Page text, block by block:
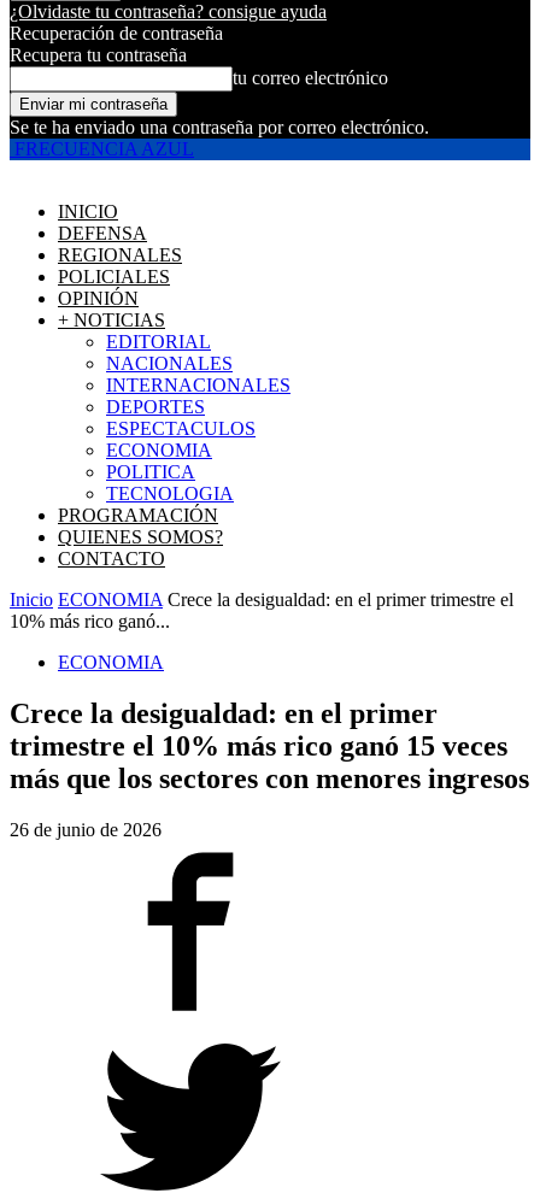
¿Olvidaste tu contraseña? consigue ayuda
Recuperación de contraseña
Recupera tu contraseña
tu correo electrónico
Se te ha enviado una contraseña por correo electrónico.
FRECUENCIA AZUL
INICIO
DEFENSA
REGIONALES
POLICIALES
OPINIÓN
+ NOTICIAS
EDITORIAL
NACIONALES
INTERNACIONALES
DEPORTES
ESPECTACULOS
ECONOMIA
POLITICA
TECNOLOGIA
PROGRAMACIÓN
QUIENES SOMOS?
CONTACTO
Inicio ECONOMIA Crece la desigualdad: en el primer trimestre el
10% más rico ganó...
ECONOMIA
Crece la desigualdad: en el primer
trimestre el 10% más rico ganó 15 veces
más que los sectores con menores ingresos
26 de junio de 2026